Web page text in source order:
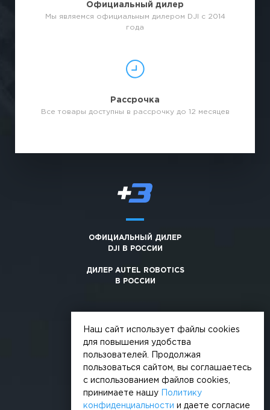
Официальный дилер
Мы являемся официальным дилером DJI с 2014
года
Рассрочка
Все товары доступны в рассрочку до 12 месяцев
ОФИЦИАЛЬНЫЙ ДИЛЕР
DJI В РОССИИ
ДИЛЕР AUTEL ROBOTICS
В РОССИИ
© 2026, +3. Все права защищены
Обработка персональных данных
Наш сайт использует файлы cookies
для повышения удобства
пользователей. Продолжая
пользоваться сайтом, вы соглашаетесь
с использованием файлов cookies,
принимаете нашу
Политику
конфиденциальности
и даете согласие